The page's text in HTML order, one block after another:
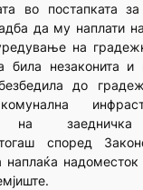
во постапката
да му наплати
на
била незаконита и
до
на заедничка
според
наплаќа